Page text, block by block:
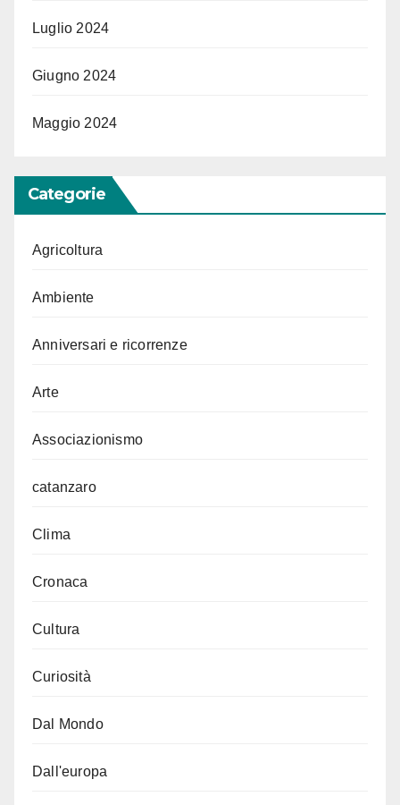
Luglio 2024
Giugno 2024
Maggio 2024
Categorie
Agricoltura
Ambiente
Anniversari e ricorrenze
Arte
Associazionismo
catanzaro
Clima
Cronaca
Cultura
Curiosità
Dal Mondo
Dall'europa